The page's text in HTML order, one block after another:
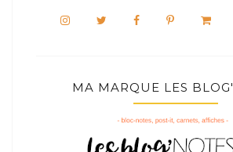
MA MARQUE LES